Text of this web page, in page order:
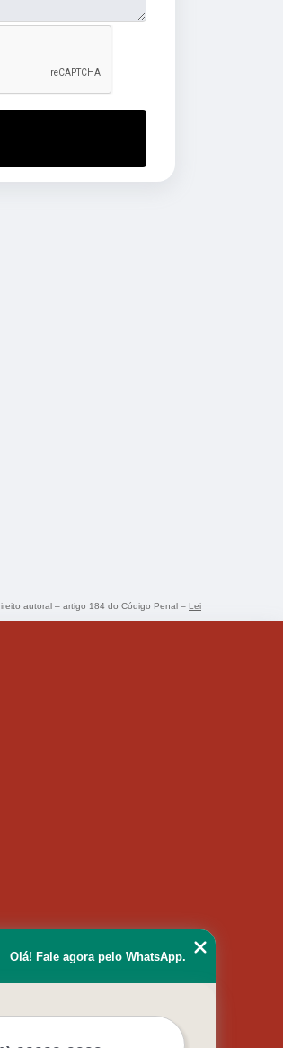
autoral – artigo 184 do Código Penal – Lei
Olá! Fale agora pelo WhatsApp.